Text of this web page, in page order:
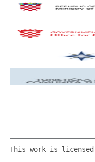
This work is licensed